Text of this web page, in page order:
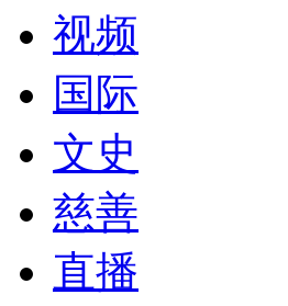
视频
国际
文史
慈善
直播